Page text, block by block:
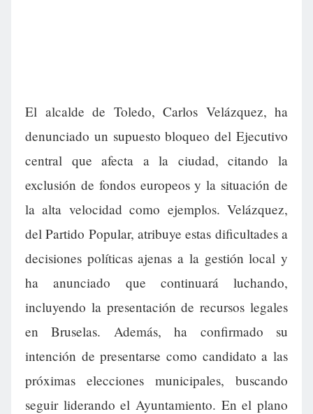
El alcalde de Toledo, Carlos Velázquez, ha
denunciado un supuesto bloqueo del Ejecutivo
central que afecta a la ciudad, citando la
exclusión de fondos europeos y la situación de
la alta velocidad como ejemplos. Velázquez,
del Partido Popular, atribuye estas dificultades a
decisiones políticas ajenas a la gestión local y
ha anunciado que continuará luchando,
incluyendo la presentación de recursos legales
en Bruselas. Además, ha confirmado su
intención de presentarse como candidato a las
próximas elecciones municipales, buscando
seguir liderando el Ayuntamiento. En el plano